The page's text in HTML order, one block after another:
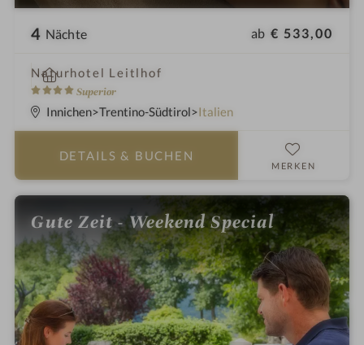
4 Nächte ab € 533,00
Naturhotel Leitlhof
4
S
t
Superior
i
n
Innichen Trentino-Südtirol Italien
DETAILS & BUCHEN
MERKEN
Gute Zeit - Weekend Special